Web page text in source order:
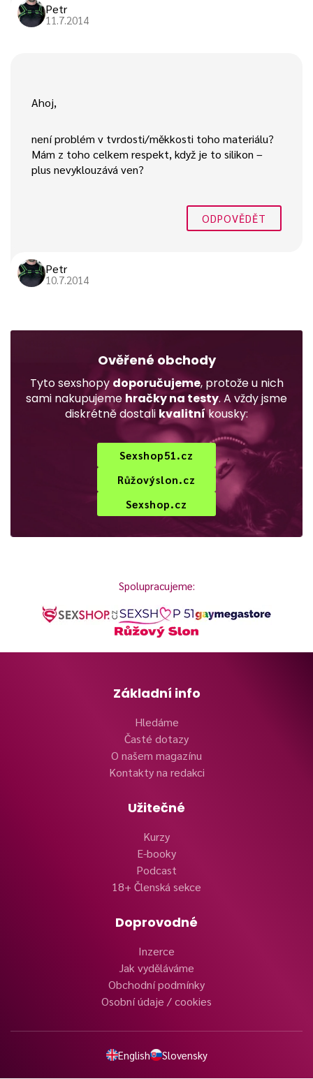
Petr
11.7.2014
Ahoj,
není problém v tvrdosti/měkkosti toho materiálu?
Mám z toho celkem respekt, když je to silikon –
plus nevyklouzává ven?
ODPOVĚDĚT
Petr
10.7.2014
Ověřené obchody
Tyto sexshopy doporučujeme, protože u nich
sami nakupujeme hračky na testy. A vždy jsme
diskrétně dostali kvalitníkousky:
Sexshop51.cz
Růžovýslon.cz
Sexshop.cz
Spolupracujeme:
Základní info
Hledáme
Časté dotazy
O našem magazínu
Kontakty na redakci
Užitečné
Kurzy
E-booky
Podcast
18+ Členská sekce
Doprovodné
Inzerce
Jak vyděláváme
Obchodní podmínky
Osobní údaje / cookies
English Slovensky